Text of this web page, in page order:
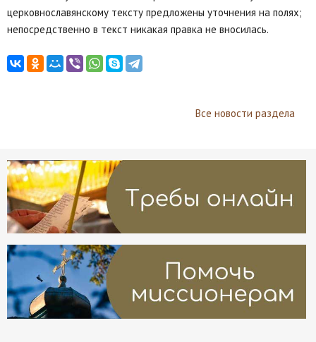
церковнославянскому тексту предложены уточнения на полях;
непосредственно в текст никакая правка не вносилась.
Все новости раздела